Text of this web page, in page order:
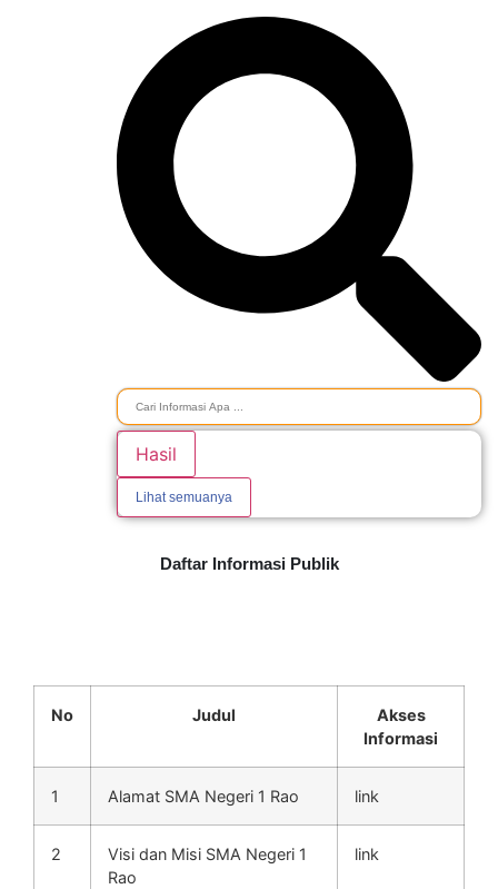
Hasil
Lihat semuanya
Daftar Informasi Publik
No Judul
Akses
Informasi
1 Alamat SMA Negeri 1 Rao link
2
Visi dan Misi SMA Negeri 1
Rao
link